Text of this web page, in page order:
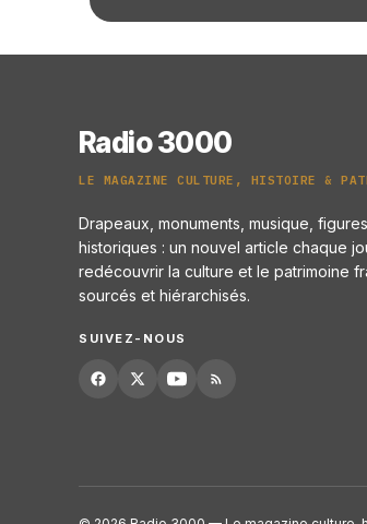
Radio 3000
LE MAGAZINE CULTURE, HISTOIRE &
Drapeaux, monuments, musique, figures
historiques : un nouvel article chaque
redécouvrir la culture et le patrimoine
sourcés et hiérarchisés.
SUIVEZ-NOUS